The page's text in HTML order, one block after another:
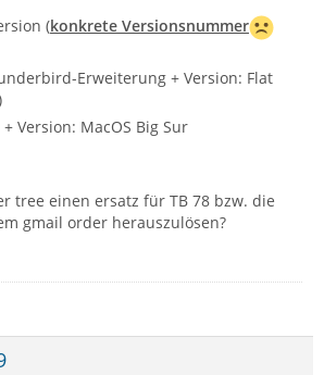
(konkrete Versionsnummer
Erweiterung + Version: Flat
Version: MacOS Big Sur
tree einen ersatz für TB 78 bzw. die
gmail order herauszulösen?